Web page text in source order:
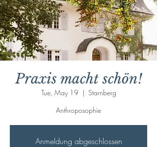
Praxis macht schön!
Tue, May 19
  |
Starnberg
Anthroposophie
Anmeldung abgeschlossen